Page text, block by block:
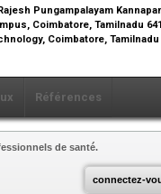
Pungampalayam
Coimbatore, Tamilnadu
Coimbatore, Tamilnadu
Références
connectez-
de santé.